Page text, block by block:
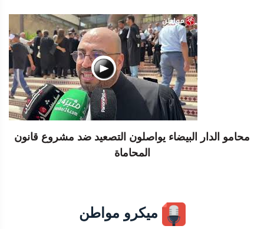
محامو الدار البيضاء يواصلون التصعيد ضد مشروع قانون
المحاماة
ميكرو مواطن